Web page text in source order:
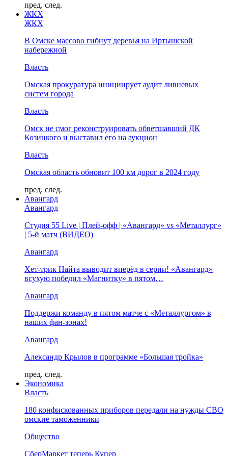
пред. след.
ЖКХ
ЖКХ
В Омске массово гибнут деревья на Иртышской
набережной
Власть
Омская прокуратура инициирует аудит ливневых
систем города
Власть
Омск не смог реконструировать обветшавший ДК
Козицкого и выставил его на аукцион
Власть
Омская область обновит 100 км дорог в 2024 году
пред. след.
Авангард
Авангард
Студия 55 Live | Плей-офф | «Авангард» vs «Металлург»
| 5-й матч (ВИДЕО)
Авангард
Хет-трик Найта выводит вперёд в серии! «Авангард»
всухую победил «Магнитку» в пятом…
Авангард
Поддержи команду в пятом матче с «Металлургом» в
наших фан-зонах!
Авангард
Александр Крылов в программе «Большая тройка»
пред. след.
Экономика
Власть
180 конфискованных приборов передали на нужды СВО
омские таможенники
Общество
СберМаркет теперь Купер